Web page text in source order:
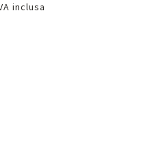
inclusa